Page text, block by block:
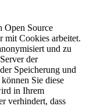
Open Source
mit Cookies arbeitet.
und zu
der
Speicherung und
Sie diese
in Ihrem
verhindert, dass